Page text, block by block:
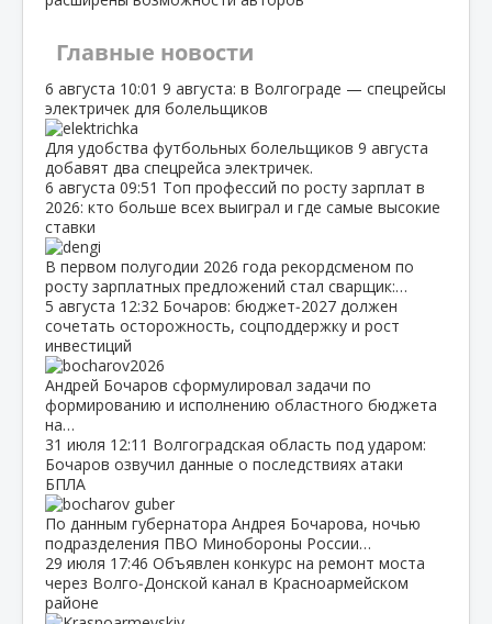
Главные новости
6 августа 10:01 9 августа: в Волгограде — спецрейсы
электричек для болельщиков
Для удобства футбольных болельщиков 9 августа
добавят два спецрейса электричек.
6 августа 09:51 Топ профессий по росту зарплат в
2026: кто больше всех выиграл и где самые высокие
ставки
В первом полугодии 2026 года рекордсменом по
росту зарплатных предложений стал сварщик:…
5 августа 12:32 Бочаров: бюджет‑2027 должен
сочетать осторожность, соцподдержку и рост
инвестиций
Андрей Бочаров сформулировал задачи по
формированию и исполнению областного бюджета
на…
31 июля 12:11 Волгоградская область под ударом:
Бочаров озвучил данные о последствиях атаки
БПЛА
По данным губернатора Андрея Бочарова, ночью
подразделения ПВО Минобороны России…
29 июля 17:46 Объявлен конкурс на ремонт моста
через Волго‑Донской канал в Красноармейском
районе